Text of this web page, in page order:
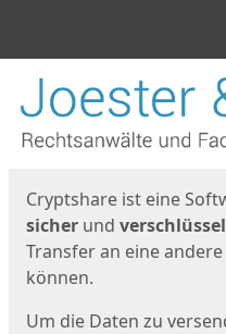
Start
Cryptshare ist eine
sicher und
Transfer an eine
können.
Um die Daten zu